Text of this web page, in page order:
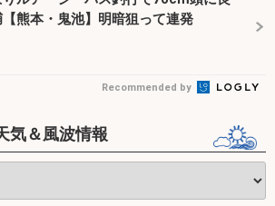
熊本・鬼池】明暗狙って連発
Recommended by
気＆風波情報